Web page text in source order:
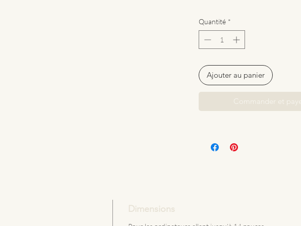
Quantité *
Ajouter au panier
Commander et payer
Dimensions